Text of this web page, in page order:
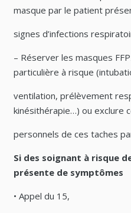
masque par le patient
signes d’infections
– Réserver les masques
particulière à risque
ventilation, prélèvement
kinésithérapie…) ou exclure
personnels de ces taches
Si des soignant à risque
présente de symptômes
• Appel du 15,